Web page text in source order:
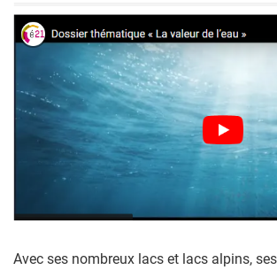
Avec ses nombreux lacs et lacs alpins,